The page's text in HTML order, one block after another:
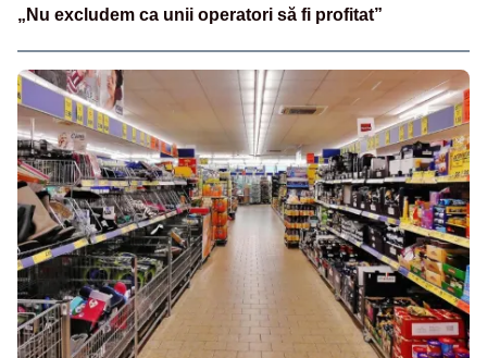
„Nu excludem ca unii operatori să fi profitat”